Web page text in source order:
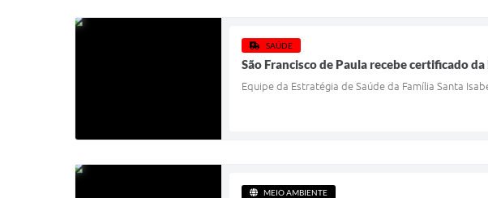
SAÚDE
São Francisco de Paula recebe certificado
Equipe da Estratégia de Saúde da Família Santa
MEIO AMBIENTE